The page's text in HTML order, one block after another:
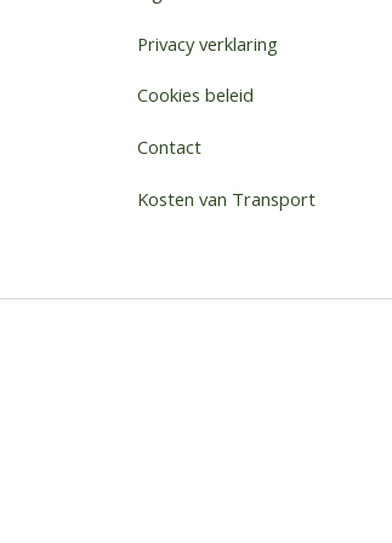
Privacy verklaring
Cookies beleid
Contact
Kosten van Transport